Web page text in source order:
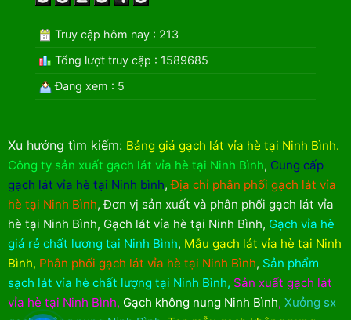
Truy cập hôm nay : 213
Tổng lượt truy cập : 1589685
Đang xem : 5
Xu hướng tìm kiếm: Bảng giá gạch lát vỉa hè tại Ninh Bình.
Công ty sản xuất gạch lát vỉa hè tại Ninh Bình, Cung cấp
gạch lát vỉa hè tại Ninh bình,Địa chỉ phân phối gạch lát vỉa
hè tại Ninh Bình,Đơn vị sản xuất và phân phối gạch lát vỉa
hè tại Ninh Bình, Gạch lát vỉa hè tại Ninh Bình, Gạch vỉa hè
giá rẻ chất lượng tại Ninh Bình, Mẫu gạch lát vỉa hè tại Ninh
Bình, Phân phối gạch lát vỉa hè tại Ninh Bình, Sản phẩm
sạch lát vỉa hè chất lượng tại Ninh Bình, Sản xuất gạch lát
vỉa hè tại Ninh Bình, Gạch không nung Ninh Bình, Xưởng sx